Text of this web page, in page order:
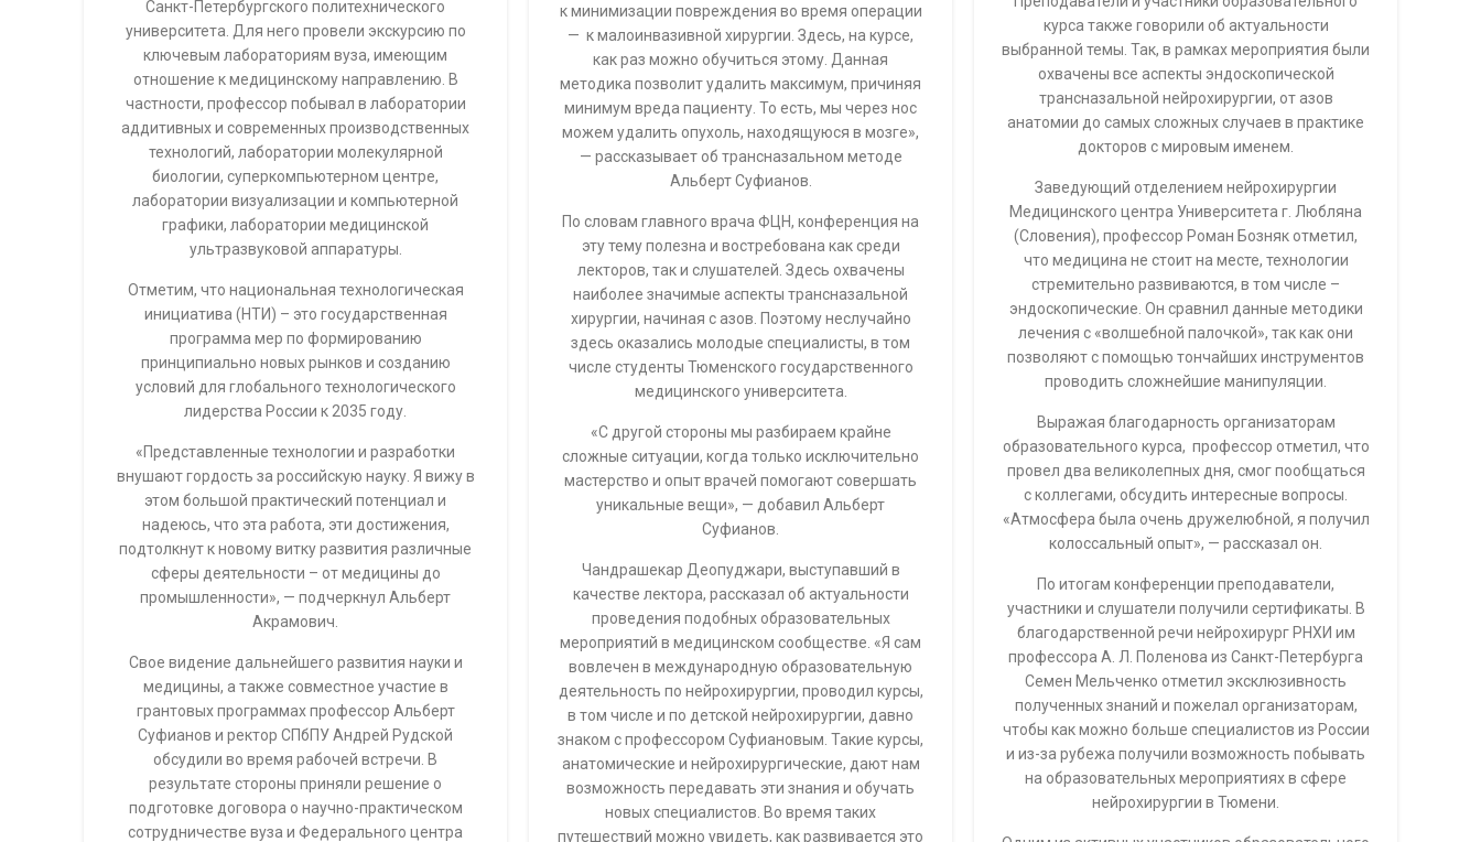
Санкт-Петербургского политехнического
университета. Для него провели экскурсию по
ключевым лабораториям вуза, имеющим
отношение к медицинскому направлению. В
частности, профессор побывал в лаборатории
аддитивных и современных производственных
технологий, лаборатории молекулярной
биологии, суперкомпьютерном центре,
лаборатории визуализации и компьютерной
графики, лаборатории медицинской
ультразвуковой аппаратуры.
Отметим, что национальная технологическая
инициатива (НТИ) – это государственная
программа мер по формированию
принципиально новых рынков и созданию
условий для глобального технологического
лидерства России к 2035 году.
«Представленные технологии и разработки
внушают гордость за российскую науку. Я вижу в
этом большой практический потенциал и
надеюсь, что эта работа, эти достижения,
подтолкнут к новому витку развития различные
сферы деятельности – от медицины до
промышленности», — подчеркнул Альберт
Акрамович.
Свое видение дальнейшего развития науки и
медицины, а также совместное участие в
грантовых программах профессор Альберт
Суфианов и ректор СПбПУ Андрей Рудской
обсудили во время рабочей встречи. В
результате стороны приняли решение о
подготовке договора о научно-практическом
сотрудничестве вуза и Федерального центра
к минимизации повреждения во время операции
— к малоинвазивной хирургии. Здесь, на курсе,
как раз можно обучиться этому. Данная
методика позволит удалить максимум, причиняя
минимум вреда пациенту. То есть, мы через нос
можем удалить опухоль, находящуюся в мозге»,
— рассказывает об трансназальном методе
Альберт Суфианов.
По словам главного врача ФЦН, конференция на
эту тему полезна и востребована как среди
лекторов, так и слушателей. Здесь охвачены
наиболее значимые аспекты трансназальной
хирургии, начиная с азов. Поэтому неслучайно
здесь оказались молодые специалисты, в том
числе студенты Тюменского государственного
медицинского университета.
«С другой стороны мы разбираем крайне
сложные ситуации, когда только исключительно
мастерство и опыт врачей помогают совершать
уникальные вещи», — добавил Альберт
Суфианов.
Чандрашекар Деопуджари, выступавший в
качестве лектора, рассказал об актуальности
проведения подобных образовательных
мероприятий в медицинском сообществе. «Я сам
вовлечен в международную образовательную
деятельность по нейрохирургии, проводил курсы,
в том числе и по детской нейрохирургии, давно
знаком с профессором Суфиановым. Такие курсы,
анатомические и нейрохирургические, дают нам
возможность передавать эти знания и обучать
новых специалистов. Во время таких
путешествий можно увидеть, как развивается это
курса также говорили об актуальности
выбранной темы. Так, в рамках мероприятия были
охвачены все аспекты эндоскопической
трансназальной нейрохирургии, от азов
анатомии до самых сложных случаев в практике
докторов с мировым именем.
Заведующий отделением нейрохирургии
Медицинского центра Университета г. Любляна
(Словения), профессор Роман Бозняк отметил,
что медицина не стоит на месте, технологии
стремительно развиваются, в том числе –
эндоскопические. Он сравнил данные методики
лечения с «волшебной палочкой», так как они
позволяют с помощью тончайших инструментов
проводить сложнейшие манипуляции.
Выражая благодарность организаторам
образовательного курса, профессор отметил, что
провел два великолепных дня, смог пообщаться
с коллегами, обсудить интересные вопросы.
«Атмосфера была очень дружелюбной, я получил
колоссальный опыт», — рассказал он.
По итогам конференции преподаватели,
участники и слушатели получили сертификаты. В
благодарственной речи нейрохирург РНХИ им
профессора А. Л. Поленова из Санкт-Петербурга
Семен Мельченко отметил эксклюзивность
полученных знаний и пожелал организаторам,
чтобы как можно больше специалистов из России
и из-за рубежа получили возможность побывать
на образовательных мероприятиях в сфере
нейрохирургии в Тюмени.